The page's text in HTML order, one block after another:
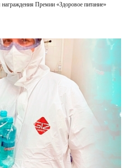
Премии «Здоровое питание»